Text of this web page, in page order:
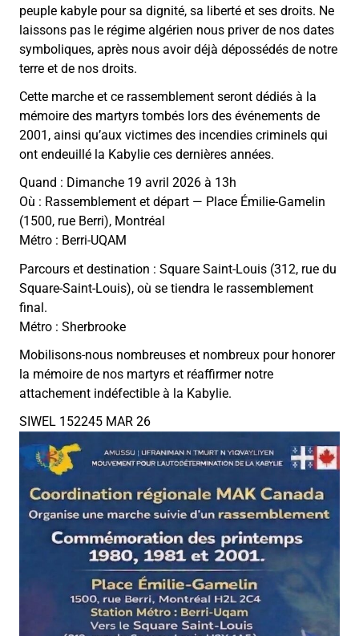
peuple kabyle pour sa dignité, sa liberté et ses droits. Ne
laissons pas le régime algérien nous priver de nos dates
symboliques, après nous avoir déjà dépossédés de notre
terre et de nos droits.
Cette marche et ce rassemblement seront dédiés à la
mémoire des martyrs tombés lors des événements de
2001, ainsi qu’aux victimes des incendies criminels qui
ont endeuillé la Kabylie ces dernières années.
Quand : Dimanche 19 avril 2026 à 13h
Où : Rassemblement et départ — Place Émilie-Gamelin
(1500, rue Berri), Montréal
Métro : Berri-UQAM
Parcours et destination : Square Saint-Louis (312, rue du
Square-Saint-Louis), où se tiendra le rassemblement
final.
Métro : Sherbrooke
Mobilisons-nous nombreuses et nombreux pour honorer
la mémoire de nos martyrs et réaffirmer notre
attachement indéfectible à la Kabylie.
SIWEL 152245 MAR 26